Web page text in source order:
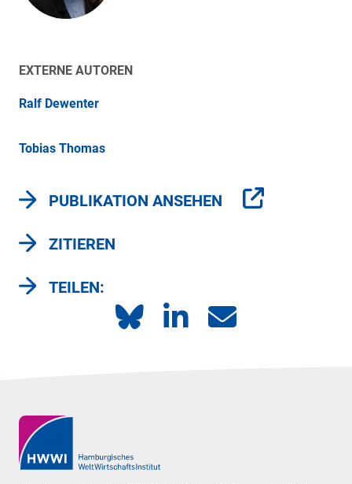
EXTERNE AUTOREN
Ralf Dewenter
Tobias Thomas
PUBLIKATION ANSEHEN
ZITIEREN
TEILEN: